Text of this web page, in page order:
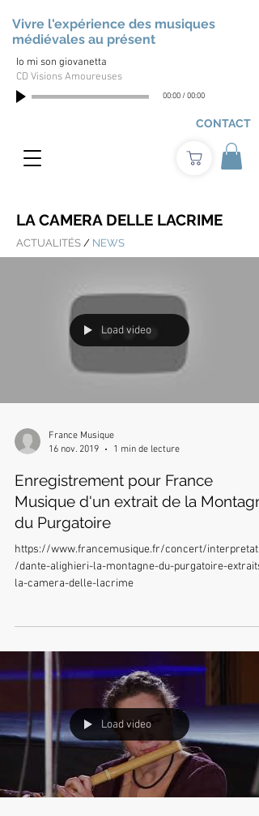
Vivre l'expérience des musiques
médiévales au présent
Io mi son giovanetta
CD Visions Amoureuses
00:00/00:00
CONTACT
LA CAMERA DELLE LACRIME
ACTUALITÉS / NEWS
Load video
France Musique
16 nov. 2019
1 min de lecture
Enregistrement pour France
Musique d'un extrait de la
du Purgatoire
https://www.francemusique.fr/concert/
/dante-alighieri-la-montagne-du-purgatoire-
la-camera-delle-lacrime
Load video